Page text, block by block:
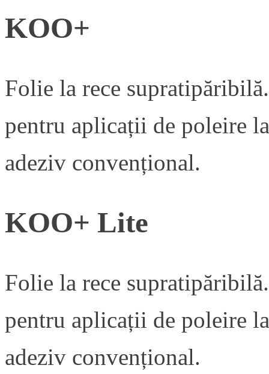
KOO+
Folie la rece
pentru aplicații de poleire
adeziv convențional.
KOO+ Lite
Folie la rece
pentru aplicații de poleire
adeziv convențional.